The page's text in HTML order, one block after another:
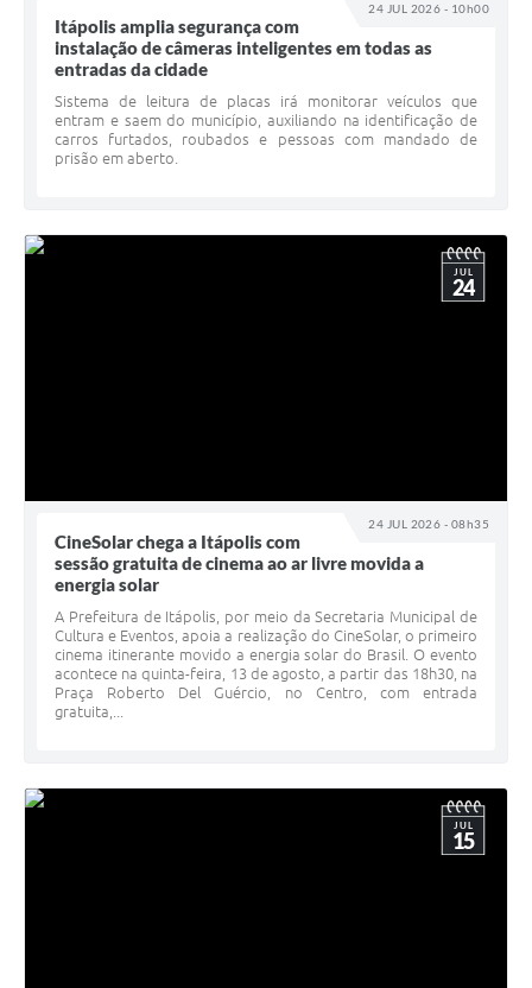
Carta de Serviços
Notícias
Turismo
Galeria de Vídeos
Contas Públicas
e-SIC
Diário Oficial
24 JUL 2026 - 10h00
Itápolis amplia segurança com
instalação de câmeras inteligentes em todas as
entradas da cidade
Sistema de leitura de placas irá monitorar veículos que
entram e saem do município, auxiliando na identificação de
carros furtados, roubados e pessoas com mandado de
prisão em aberto.
24 JUL 2026 - 08h35
JUL
24
CineSolar chega a Itápolis com
sessão gratuita de cinema ao ar livre movida a
energia solar
A Prefeitura de Itápolis, por meio da Secretaria Municipal de
Cultura e Eventos, apoia a realização do CineSolar, o primeiro
cinema itinerante movido a energia solar do Brasil. O evento
acontece na quinta-feira, 13 de agosto, a partir das 18h30, na
Praça Roberto Del Guércio, no Centro, com entrada
gratuita,...
JUL
15